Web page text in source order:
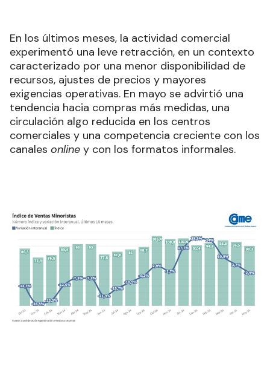
En los últimos meses, la actividad comercial
experimentó una leve retracción, en un contexto
caracterizado por una menor disponibilidad de
recursos, ajustes de precios y mayores
exigencias operativas. En mayo se advirtió una
tendencia hacia compras más medidas, una
circulación algo reducida en los centros
comerciales y una competencia creciente con los
canales online y con los formatos informales.